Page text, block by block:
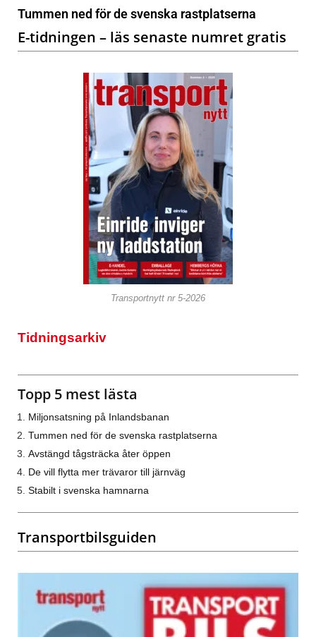
Tummen ned för de svenska rastplatserna
E-tidningen – läs senaste numret gratis
Transportnytt nr 5-2026
Tidningsarkiv
Topp 5 mest lästa
Miljonsatsning på Inlandsbanan
Tummen ned för de svenska rastplatserna
Avstängd tågsträcka åter öppen
De vill flytta mer trävaror till järnväg
Stabilt i svenska hamnarna
Transportbilsguiden